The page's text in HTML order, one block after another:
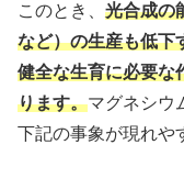
このとき、 光合成の
など）の生産も低下
健全な生育に必要な
ります。マグネシウ
下記の事象が現れや